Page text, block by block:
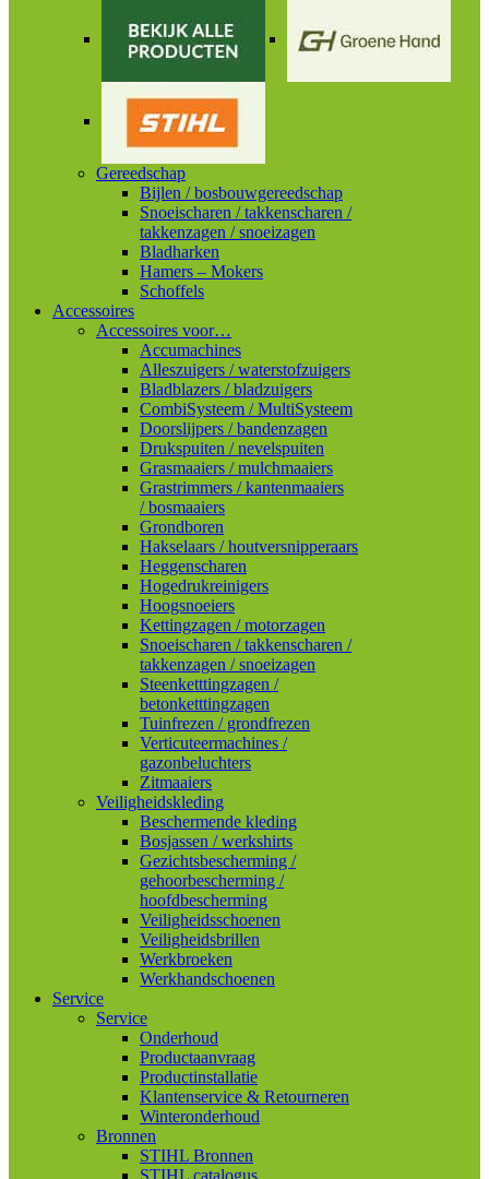
Gereedschap
Bijlen / bosbouwgereedschap
Snoeischaren / takkenscharen /
takkenzagen / snoeizagen
Bladharken
Hamers – Mokers
Schoffels
Accessoires
Accessoires voor…
Accumachines
Alleszuigers / waterstofzuigers
Bladblazers / bladzuigers
CombiSysteem / MultiSysteem
Doorslijpers / bandenzagen
Drukspuiten / nevelspuiten
Grasmaaiers / mulchmaaiers
Grastrimmers / kantenmaaiers
/ bosmaaiers
Grondboren
Hakselaars / houtversnipperaars
Heggenscharen
Hogedrukreinigers
Hoogsnoeiers
Kettingzagen / motorzagen
Snoeischaren / takkenscharen /
takkenzagen / snoeizagen
Steenketttingzagen /
betonketttingzagen
Tuinfrezen / grondfrezen
Verticuteermachines /
gazonbeluchters
Zitmaaiers
Veiligheidskleding
Beschermende kleding
Bosjassen / werkshirts
Gezichtsbescherming /
gehoorbescherming /
hoofdbescherming
Veiligheidsschoenen
Veiligheidsbrillen
Werkbroeken
Werkhandschoenen
Service
Service
Onderhoud
Productaanvraag
Productinstallatie
Klantenservice & Retourneren
Winteronderhoud
Bronnen
STIHL Bronnen
STIHL catalogus